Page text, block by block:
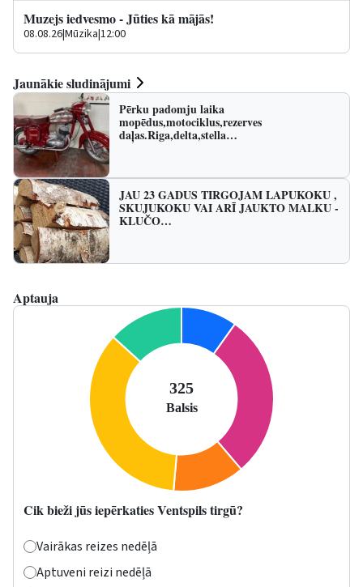
Muzejs iedvesmo - Jūties kā mājās!
08.08.26|Mūzika|12:00
Jaunākie sludinājumi
Pērku padomju laika
mopēdus,motociklus,rezerves
daļas.Riga,delta,stella…
JAU 23 GADUS TIRGOJAM LAPUKOKU ,
SKUJUKOKU VAI ARĪ JAUKTO MALKU -
KLUČO…
Aptauja
Cik bieži jūs iepērkaties Ventspils tirgū?
Vairākas reizes nedēļā
Aptuveni reizi nedēļā